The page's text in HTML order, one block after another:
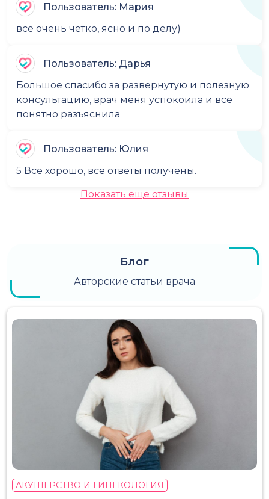
Пользователь: Мария
всё очень чётко, ясно и по делу)
Пользователь: Дарья
Большое спасибо за развернутую и полезную
консультацию, врач меня успокоила и все
понятно разъяснила
Пользователь: Юлия
5 Все хорошо, все ответы получены.
Показать еще отзывы
Блог
Авторские статьи врача
АКУШЕРСТВО И ГИНЕКОЛОГИЯ